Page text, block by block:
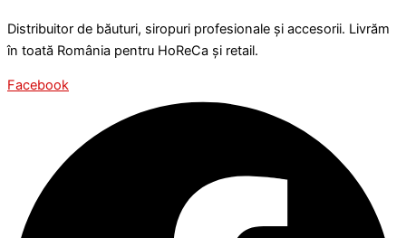
Distribuitor de băuturi, siropuri profesionale și accesorii. Livrăm
în toată România pentru HoReCa și retail.
Facebook